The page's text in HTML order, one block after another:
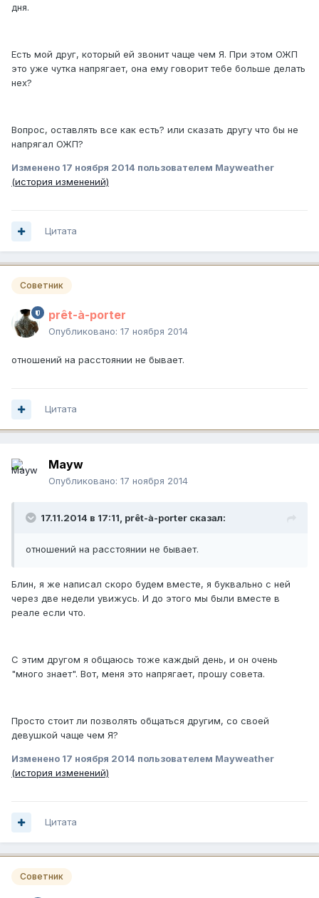
дня.
Есть мой друг, который ей звонит чаще чем Я. При этом ОЖП
это уже чутка напрягает, она ему говорит тебе больше делать
нех?
Вопрос, оставлять все как есть? или сказать другу что бы не
напрягал ОЖП?
Изменено 17 ноября 2014 пользователем Mayweather
(история изменений)
Цитата
Советник
prêt-à-porter
Опубликовано: 17 ноября 2014
отношений на расстоянии не бывает.
Цитата
Mayw
Опубликовано: 17 ноября 2014
17.11.2014 в 17:11, prêt-à-porter сказал:
отношений на расстоянии не бывает.
Блин, я же написал скоро будем вместе, я буквально с ней
через две недели увижусь. И до этого мы были вместе в
реале если что.
С этим другом я общаюсь тоже каждый день, и он очень
"много знает". Вот, меня это напрягает, прошу совета.
Просто стоит ли позволять общаться другим, со своей
девушкой чаще чем Я?
Изменено 17 ноября 2014 пользователем Mayweather
(история изменений)
Цитата
Советник